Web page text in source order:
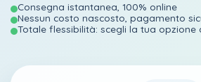
Consegna istantanea, 100% online
Nessun costo nascosto, pagamento
Totale flessibilità: scegli la tua